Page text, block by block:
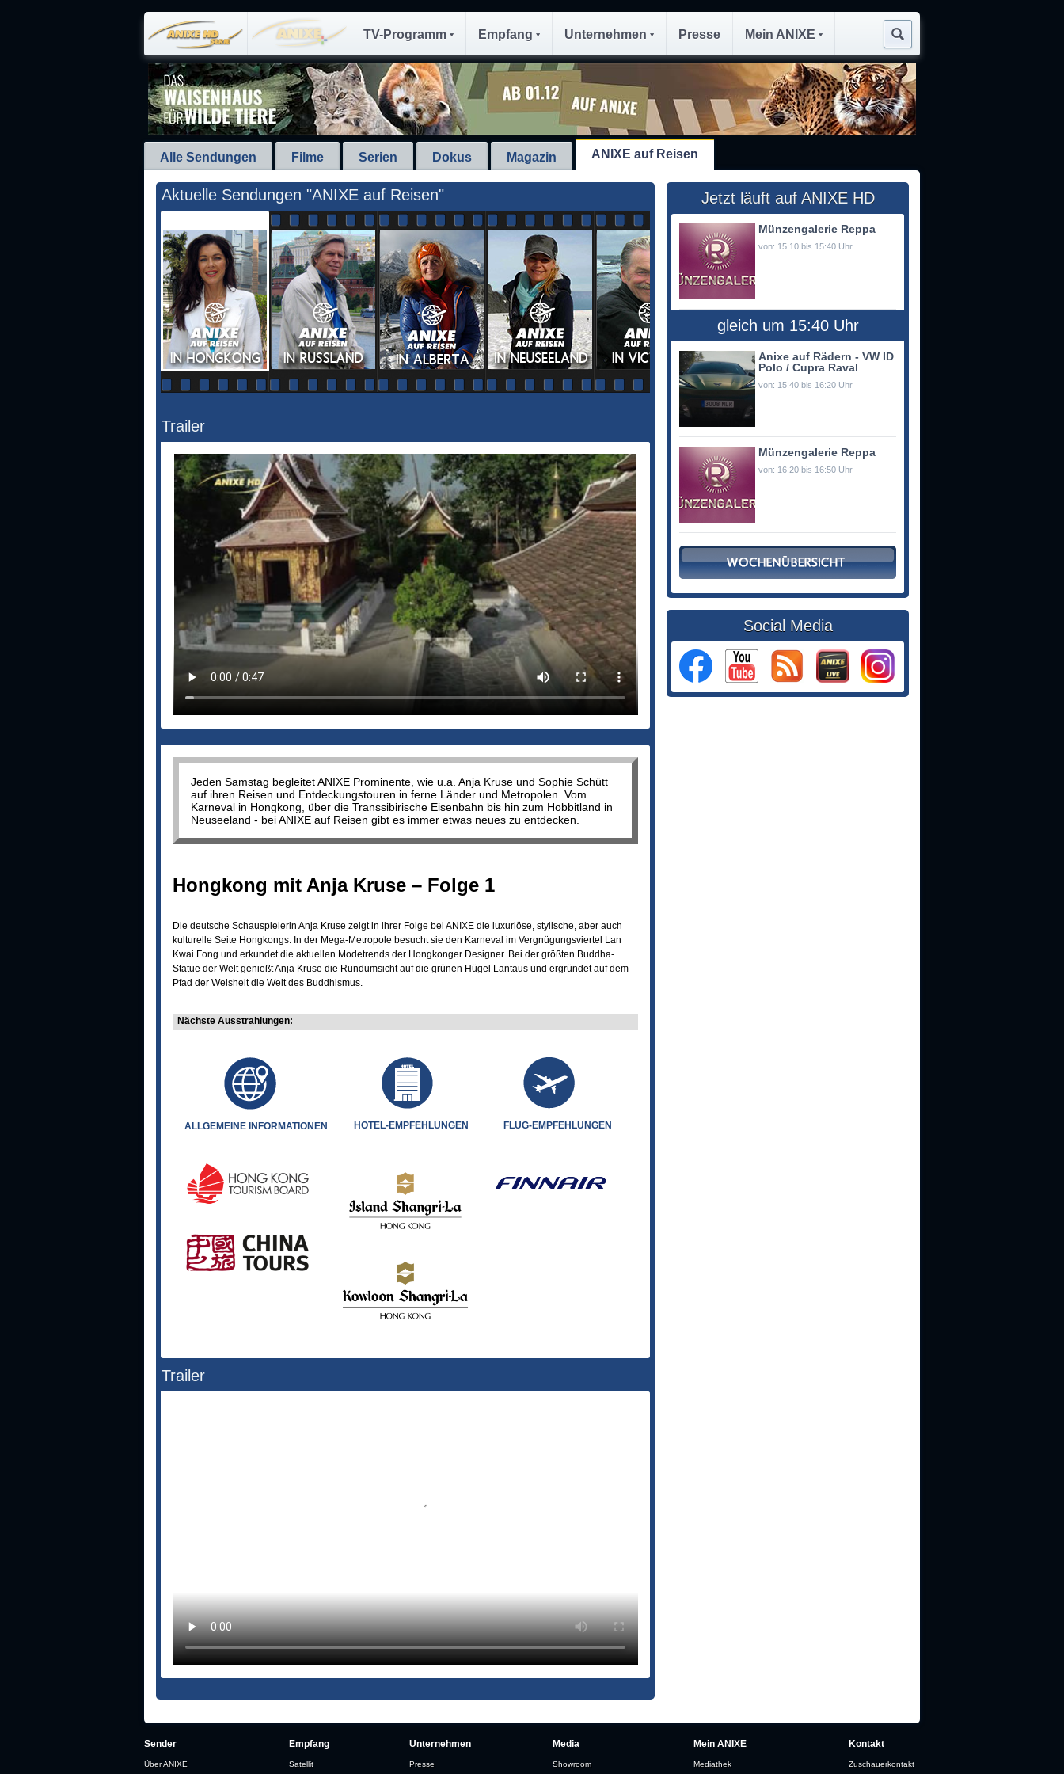
TV-Programm Empfang Unternehmen Presse Mein ANIXE
Alle Sendungen Filme Serien Dokus Magazin ANIXE auf Reisen
Aktuelle Sendungen "ANIXE auf Reisen"
Trailer
Jeden Samstag begleitet ANIXE Prominente, wie u.a. Anja Kruse und Sophie Schütt
auf ihren Reisen und Entdeckungstouren in ferne Länder und Metropolen. Vom
Karneval in Hongkong, über die Transsibirische Eisenbahn bis hin zum Hobbitland in
Neuseeland - bei ANIXE auf Reisen gibt es immer etwas neues zu entdecken.
Hongkong mit Anja Kruse – Folge 1
Die deutsche Schauspielerin Anja Kruse zeigt in ihrer Folge bei ANIXE die luxuriöse, stylische, aber auch
kulturelle Seite Hongkongs. In der Mega-Metropole besucht sie den Karneval im Vergnügungsviertel Lan
Kwai Fong und erkundet die aktuellen Modetrends der Hongkonger Designer. Bei der größten Buddha-
Statue der Welt genießt Anja Kruse die Rundumsicht auf die grünen Hügel Lantaus und ergründet auf dem
Pfad der Weisheit die Welt des Buddhismus.
Nächste Ausstrahlungen:
ALLGEMEINE INFORMATIONEN HOTEL-EMPFEHLUNGEN FLUG-EMPFEHLUNGEN
Trailer
Jetzt läuft auf ANIXE HD
Münzengalerie Reppa
von: 15:10 bis 15:40 Uhr
gleich um 15:40 Uhr
Anixe auf Rädern - VW ID
Polo / Cupra Raval
von: 15:40 bis 16:20 Uhr
Münzengalerie Reppa
von: 16:20 bis 16:50 Uhr
Social Media
Sender Empfang Unternehmen Media Mein ANIXE Kontakt
Über ANIXE Satellit Presse Showroom Mediathek Zuschauerkontakt